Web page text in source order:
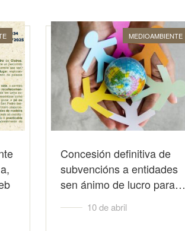
MEDIOAMBIENTE
Concesión definitiva de
subvencións a entidades
sen ánimo de lucro para…
10 de abril